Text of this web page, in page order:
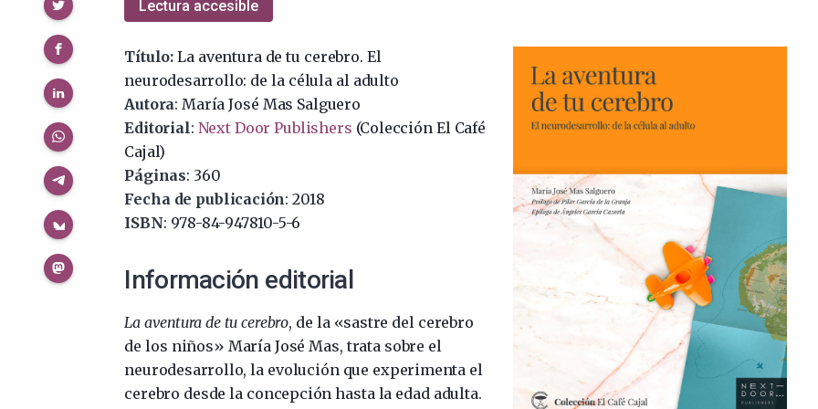
Lectura accesible
Título:La aventura de tu cerebro. El
neurodesarrollo: de la célula al adulto
Autora: María José Mas Salguero
Editorial: Next Door Publishers (Colección El Café
Cajal)
Páginas: 360
Fecha de publicación: 2018
ISBN: 978-84-947810-5-6
Información editorial
La aventura de tu cerebro, de la «sastre del cerebro
de los niños» María José Mas, trata sobre el
neurodesarrollo, la evolución que experimenta el
cerebro desde la concepción hasta la edad adulta.